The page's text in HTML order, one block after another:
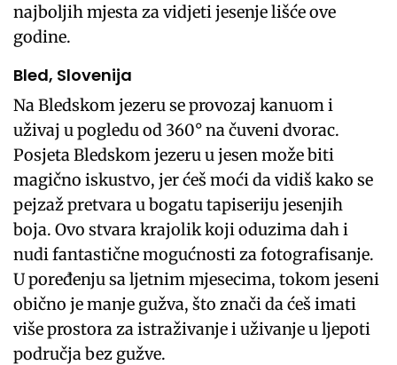
najboljih mjesta za vidjeti jesenje lišće ove
godine.
Bled, Slovenija
Na Bledskom jezeru se provozaj kanuom i
uživaj u pogledu od 360° na čuveni dvorac.
Posjeta Bledskom jezeru u jesen može biti
magično iskustvo, jer ćeš moći da vidiš kako se
pejzaž pretvara u bogatu tapiseriju jesenjih
boja. Ovo stvara krajolik koji oduzima dah i
nudi fantastične mogućnosti za fotografisanje.
U poređenju sa ljetnim mjesecima, tokom jeseni
obično je manje gužva, što znači da ćeš imati
više prostora za istraživanje i uživanje u ljepoti
područja bez gužve.